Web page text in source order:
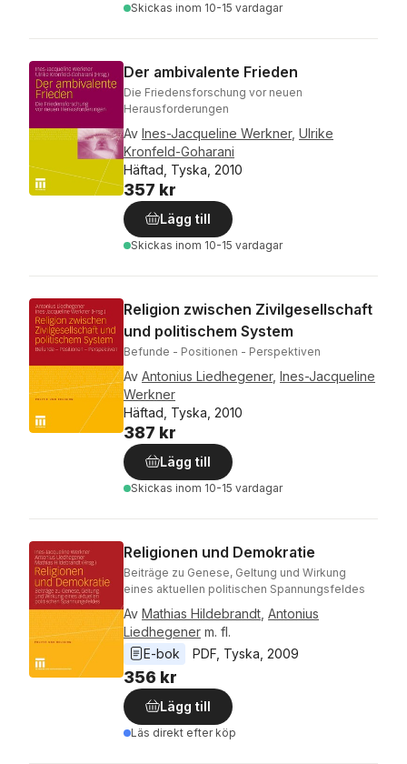
Skickas inom 10-15 vardagar
Der ambivalente Frieden
Die Friedensforschung vor neuen
Herausforderungen
Av Ines-Jacqueline Werkner, Ulrike
Kronfeld-Goharani
Häftad, Tyska, 2010
357 kr
Lägg till
Skickas inom 10-15 vardagar
Religion zwischen Zivilgesellschaft
und politischem System
Befunde - Positionen - Perspektiven
Av Antonius Liedhegener, Ines-Jacqueline
Werkner
Häftad, Tyska, 2010
387 kr
Lägg till
Skickas inom 10-15 vardagar
Religionen und Demokratie
Beiträge zu Genese, Geltung und Wirkung
eines aktuellen politischen Spannungsfeldes
Av Mathias Hildebrandt Antonius
Liedhegener m. fl.
E-bok
PDF Tyska 2009
356 kr
Lägg till
Läs direkt efter köp